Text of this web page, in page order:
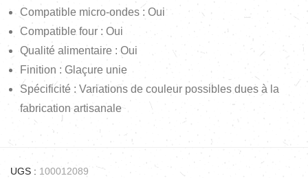
Compatible micro-ondes : Oui
Compatible four : Oui
Qualité alimentaire : Oui
Finition : Glaçure unie
Spécificité : Variations de couleur possibles dues à la
fabrication artisanale
UGS : 100012089